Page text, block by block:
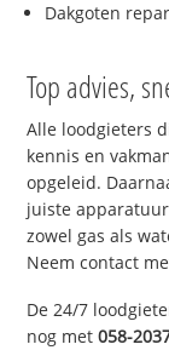
Dakgoten
Top advies,
Alle loodgieters
kennis en
opgeleid.
juiste
zowel gas als
Neem contact
De 24/7
nog met058-